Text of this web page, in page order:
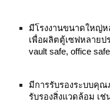
มีโรงงานขนาดใหญ่ห
เพื่อผลิตตู้เซฟหลายป
vault safe, office
มีการรับรองระบบคุณ
รับรองสิ่งแวดล้อม เช่